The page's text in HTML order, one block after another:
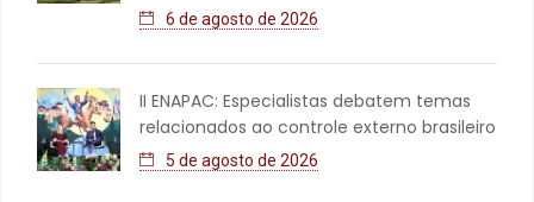
6 de agosto de 2026
II ENAPAC: Especialistas debatem temas
relacionados ao controle externo brasileiro
5 de agosto de 2026